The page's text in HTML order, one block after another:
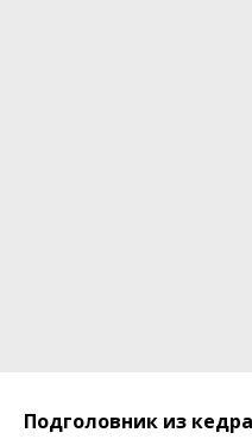
Подголовник из